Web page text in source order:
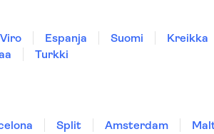
Viro Espanja Suomi Kreikka
Turkki
Split Amsterdam